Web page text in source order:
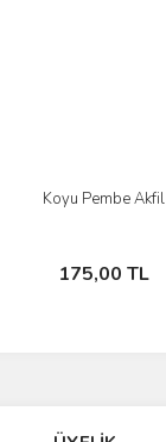
Koyu Pembe Akfil
175,00 TL
İncele
Sepete Ekle